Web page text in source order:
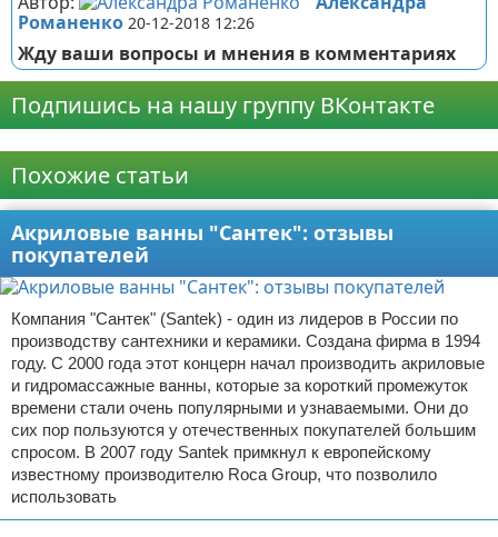
Романенко 20-12-2018 12:26
Жду ваши вопросы и мнения в комментариях
Подпишись на нашу группу ВКонтакте
Похожие статьи
Акриловые ванны "Сантек": отзывы
покупателей
Компания "Сантек" (Santek) - один из лидеров в России по
производству сантехники и керамики. Создана фирма в 1994
году. С 2000 года этот концерн начал производить акриловые
и гидромассажные ванны, которые за короткий промежуток
времени стали очень популярными и узнаваемыми. Они до
сих пор пользуются у отечественных покупателей большим
спросом. В 2007 году Santek примкнул к европейскому
известному производителю Roca Group, что позволило
использовать